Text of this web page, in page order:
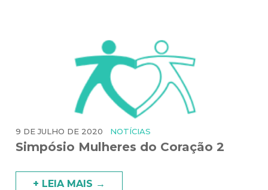
9 DE JULHO DE 2020 NOTÍCIAS
Simpósio Mulheres do Coração 2
+ LEIA MAIS →